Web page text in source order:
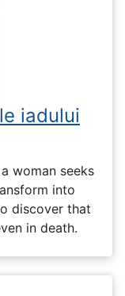
iadului
woman seeks
into
discover that
in death.